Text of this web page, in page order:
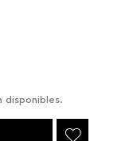
disponibles.